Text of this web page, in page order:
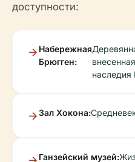
доступности:
Набережная
Брюгген:
Зал Хокона:
Ганзейский музей: